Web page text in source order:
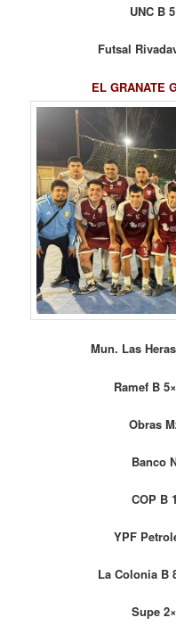
UNC B
Futsal
EL GRANATE
Mun. Las
Ramef B
Obras
Banco
COP B
YPF
La Colonia B
Supe